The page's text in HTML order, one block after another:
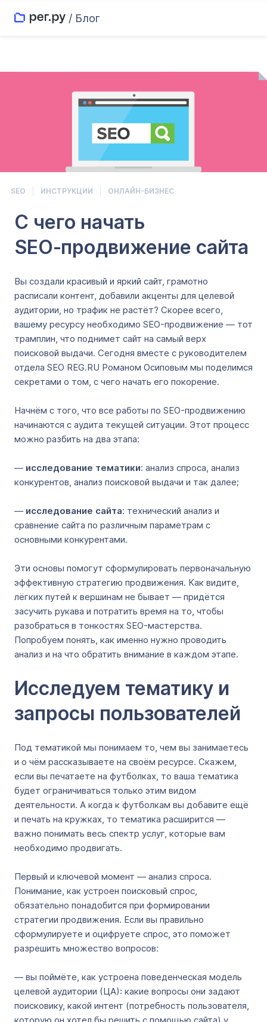
/ Блог
SEO ИНСТРУКЦИИ ОНЛАЙН-БИЗНЕС
С чего начать
SEO‑продвижение сайта
Вы создали красивый и яркий сайт, грамотно
расписали контент, добавили акценты для целевой
аудитории, но трафик не растёт? Скорее всего,
вашему ресурсу необходимо SEO-продвижение — тот
трамплин, что поднимет сайт на самый верх
поисковой выдачи. Сегодня вместе с руководителем
отдела SEO REG.RU Романом Осиповым мы поделимся
секретами о том, с чего начать его покорение.
Начнём с того, что все работы по SEO-продвижению
начинаются с аудита текущей ситуации. Этот процесс
можно разбить на два этапа:
— исследование тематики: анализ спроса, анализ
конкурентов, анализ поисковой выдачи и так далее;
— исследование сайта: технический анализ и
сравнение сайта по различным параметрам с
основными конкурентами.
Эти основы помогут сформулировать первоначальную
эффективную стратегию продвижения. Как видите,
лёгких путей к вершинам не бывает — придётся
засучить рукава и потратить время на то, чтобы
разобраться в тонкостях SEO-мастерства.
Попробуем понять, как именно нужно проводить
анализ и на что обратить внимание в каждом этапе.
Исследуем тематику и
запросы пользователей
Под тематикой мы понимаем то, чем вы занимаетесь
и о чём рассказываете на своём ресурсе. Скажем,
если вы печатаете на футболках, то ваша тематика
будет ограничиваться только этим видом
деятельности. А когда к футболкам вы добавите ещё
и печать на кружках, то тематика расширится —
важно понимать весь спектр услуг, которые вам
необходимо продвигать.
Первый и ключевой момент — анализ спроса.
Понимание, как устроен поисковый спрос,
обязательно понадобится при формировании
стратегии продвижения. Если вы правильно
сформулируете и оцифруете спрос, это поможет
разрешить множество вопросов:
— вы поймёте, как устроена поведенческая модель
целевой аудитории (ЦА): какие вопросы они задают
поисковику, какой интент (потребность пользователя,